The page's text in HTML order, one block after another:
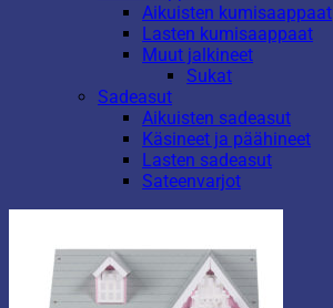
Aikuisten kumisaappaat
Lasten kumisaappaat
Muut jalkineet
Sukat
Sadeasut
Aikuisten sadeasut
Käsineet ja päähineet
Lasten sadeasut
Sateenvarjot